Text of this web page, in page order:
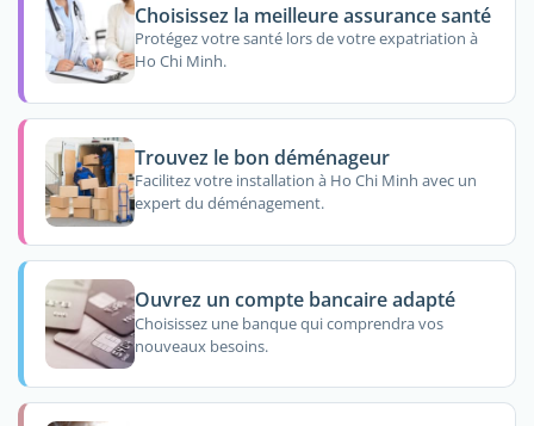
Choisissez la meilleure assurance santé
Protégez votre santé lors de votre expatriation à
Ho Chi Minh.
Trouvez le bon déménageur
Facilitez votre installation à Ho Chi Minh avec un
expert du déménagement.
Ouvrez un compte bancaire adapté
Choisissez une banque qui comprendra vos
nouveaux besoins.